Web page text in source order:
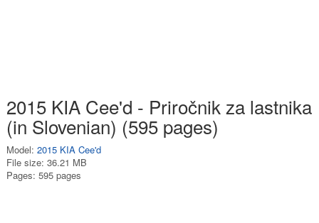
2015 KIA Cee'd - Priročnik za lastnika
(in Slovenian) (595 pages)
Model: 2015 KIA Cee'd
File size: 36.21 MB
Pages: 595 pages